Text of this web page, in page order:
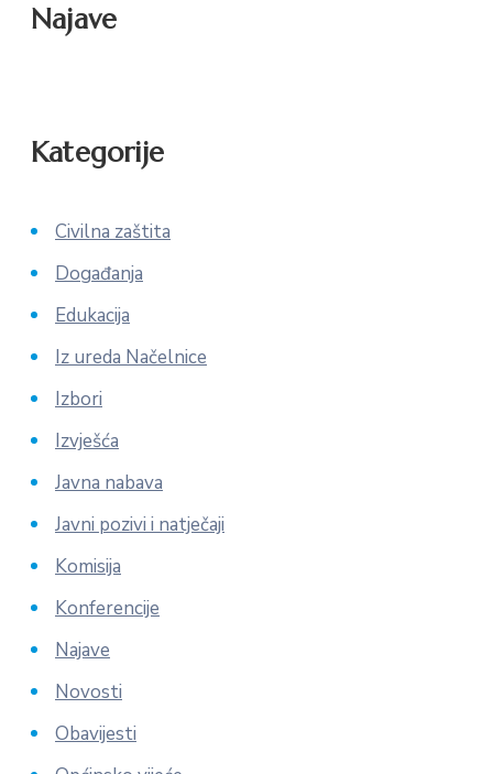
Najave
Kategorije
Civilna zaštita
Događanja
Edukacija
Iz ureda Načelnice
Izbori
Izvješća
Javna nabava
Javni pozivi i natječaji
Komisija
Konferencije
Najave
Novosti
Obavijesti